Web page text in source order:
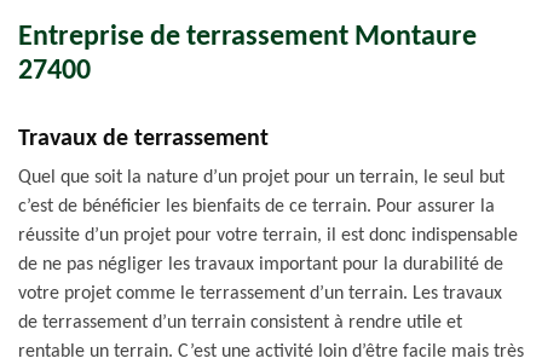
Entreprise de terrassement Montaure
27400
Travaux de terrassement
Quel que soit la nature d’un projet pour un terrain, le seul but
c’est de bénéficier les bienfaits de ce terrain. Pour assurer la
réussite d’un projet pour votre terrain, il est donc indispensable
de ne pas négliger les travaux important pour la durabilité de
votre projet comme le terrassement d’un terrain. Les travaux
de terrassement d’un terrain consistent à rendre utile et
rentable un terrain. C’est une activité loin d’être facile mais très